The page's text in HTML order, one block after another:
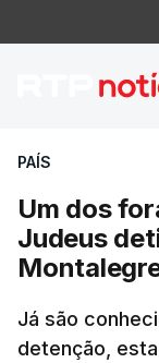
Um
PAÍS
Um dos
Judeus
Já são
detenção,